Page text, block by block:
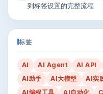
到标签设置的完整流程
标签
AI AI Agent AI API
AI助手
AI大模型 AI实
AI编程工具
AI自动化